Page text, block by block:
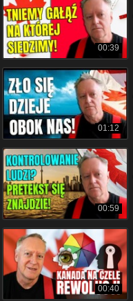
00:39
01:12
00:59
00:40